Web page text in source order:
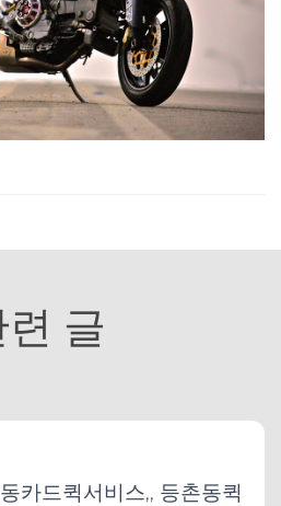
글
카드퀵서비스,, 등촌동퀵